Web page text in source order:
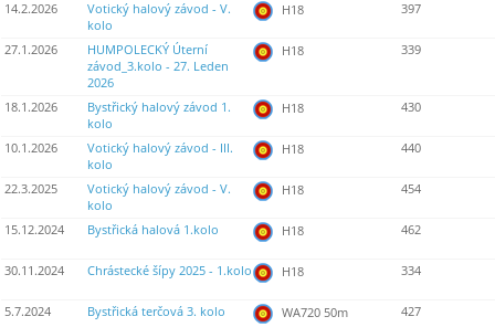
14.2.2026
Votický halový závod - V.
kolo
H18 397
27.1.2026
HUMPOLECKÝ Úterní
závod_3.kolo - 27. Leden
2026
H18 339
18.1.2026
Bystřický halový závod 1.
kolo
H18 430
10.1.2026
Votický halový závod - III.
kolo
H18 440
22.3.2025
Votický halový závod - V.
kolo
H18 454
15.12.2024 Bystřická halová 1.kolo H18 462
30.11.2024 Chrástecké šípy 2025 - 1.kolo H18 334
5.7.2024 Bystřická terčová 3. kolo WA720 50m 427